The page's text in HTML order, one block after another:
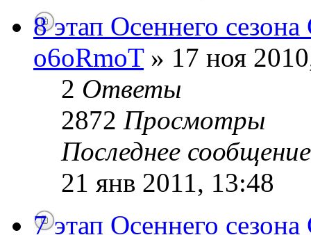
8 этап Осеннего
o6oRmoT» 17 ноя
2 Ответы
2872 Просмотры
Последнее
21 янв 2011, 13:48
7 этап Осеннего